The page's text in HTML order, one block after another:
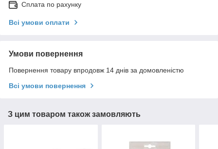
Сплата по рахунку
Всі умови оплати
Умови повернення
Повернення товару впродовж 14 днів за домовленістю
Всі умови повернення
З цим товаром також замовляють